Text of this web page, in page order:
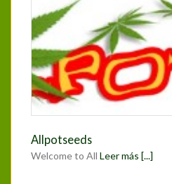
Allpotseeds
Welcome to All Leer más [...]